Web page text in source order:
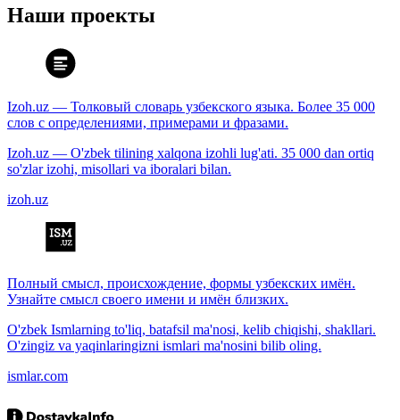
Наши проекты
Izoh.uz — Толковый словарь узбекского языка. Более 35 000
слов с определениями, примерами и фразами.
Izoh.uz — O'zbek tilining xalqona izohli lug'ati. 35 000 dan ortiq
so'zlar izohi, misollari va iboralari bilan.
izoh.uz
Полный смысл, происхождение, формы узбекских имён.
Узнайте смысл своего имени и имён близких.
O'zbek Ismlarning to'liq, batafsil ma'nosi, kelib chiqishi, shakllari.
O'zingiz va yaqinlaringizni ismlari ma'nosini bilib oling.
ismlar.com